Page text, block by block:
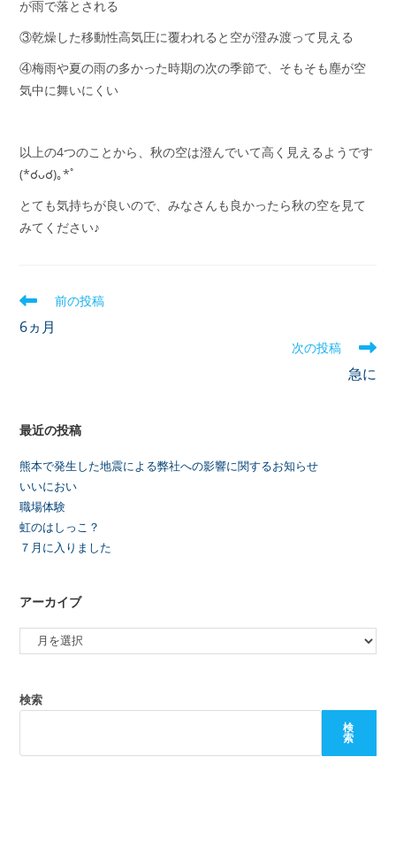
が雨で落とされる
③乾燥した移動性高気圧に覆われると空が澄み渡って見える
④梅雨や夏の雨の多かった時期の次の季節で、そもそも塵が空
気中に舞いにくい
以上の4つのことから、秋の空は澄んでいて高く見えるようです
(*☌ᴗ☌)｡*ﾟ
とても気持ちが良いので、みなさんも良かったら秋の空を見て
みてください♪
前の投稿
6ヵ月
次の投稿
急に
最近の投稿
熊本で発生した地震による弊社への影響に関するお知らせ
いいにおい
職場体験
虹のはしっこ？
７月に入りました
アーカイブ
検索
検
索